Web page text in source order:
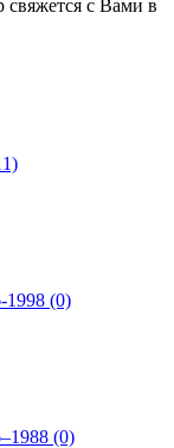
с Вами в
1998 (0)
(0)